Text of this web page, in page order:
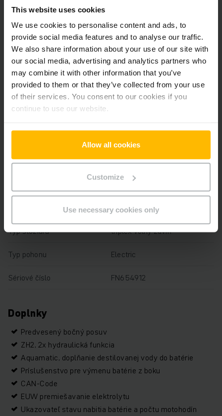
This website uses cookies
We use cookies to personalise content and ads, to
provide social media features and to analyse our traffic.
We also share information about your use of our site with
our social media, advertising and analytics partners who
may combine it with other information that you’ve
provided to them or that they’ve collected from your use
of their services. You consent to our cookies if you
continue to use our website.
Allow all cookies
Customize
Use necessary cookies only
Batéria
775 Ah
Rok výroby batérie 2021
Battery Refurbishment Year
Rok 2021
Výška zdvihu
Prevádzkové hodiny 9181 h
2365 mm
1200 mm
Typ stožiara triplex voľný zdvih
Typ pohonu Electric
Sériové číslo FN654912
Doplnky
Predvesený bočný posuv
ZH2, 2x hydraulická funkcia
Aquamatic, doplňanie destilovanej vody do batérie
Príslušenstvo pre výmenu batérie z boku
CAN-Code
EUW premiešavanie elektrolytu
Ukazovateľ stavu nabitia batérie a počtu motohodín